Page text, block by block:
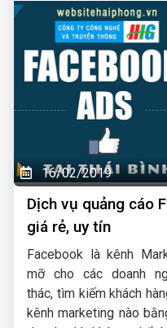
16/02/2019
Dịch vụ quảng cáo
giá rẻ, uy tín
Facebook là kênh
mỡ cho các doanh
thác, tìm kiếm khách
kênh marketing nào